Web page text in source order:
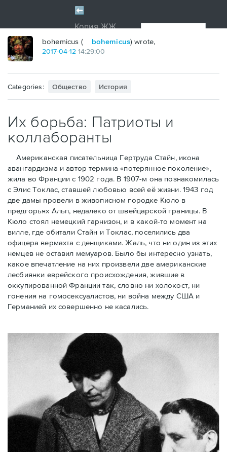
bohemicus ( bohemicus) wrote,
2017-04-12 14:29:00
Categories: Общество История
Их борьба: Патриоты и
коллаборанты
Американская писательница Гертруда Стайн, икона
авангардизма и автор термина «потерянное поколение»,
жила во Франции с 1902 года. В 1907-м она познакомилась
с Элис Токлас, ставшей любовью всей её жизни. 1943 год
две дамы провели в живописном городке Кюло в
предгорьях Альп, недалеко от швейцарской границы. В
Кюло стоял немецкий гарнизон, и в какой-то момент на
вилле, где обитали Стайн и Токлас, поселились два
офицера вермахта с денщиками. Жаль, что ни один из этих
немцев не оставил мемуаров. Было бы интересно узнать,
какое впечатление на них произвели две американские
лесбиянки еврейского происхождения, жившие в
оккупированной Франции так, словно ни холокост, ни
гонения на гомосексуалистов, ни война между США и
Германией их совершенно не касались.